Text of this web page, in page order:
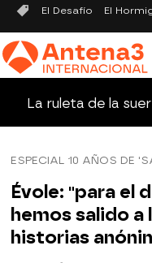
El Desafío El
La ruleta de la
ESPECIAL 10 AÑOS DE
Évole: "para el
hemos salido a
historias